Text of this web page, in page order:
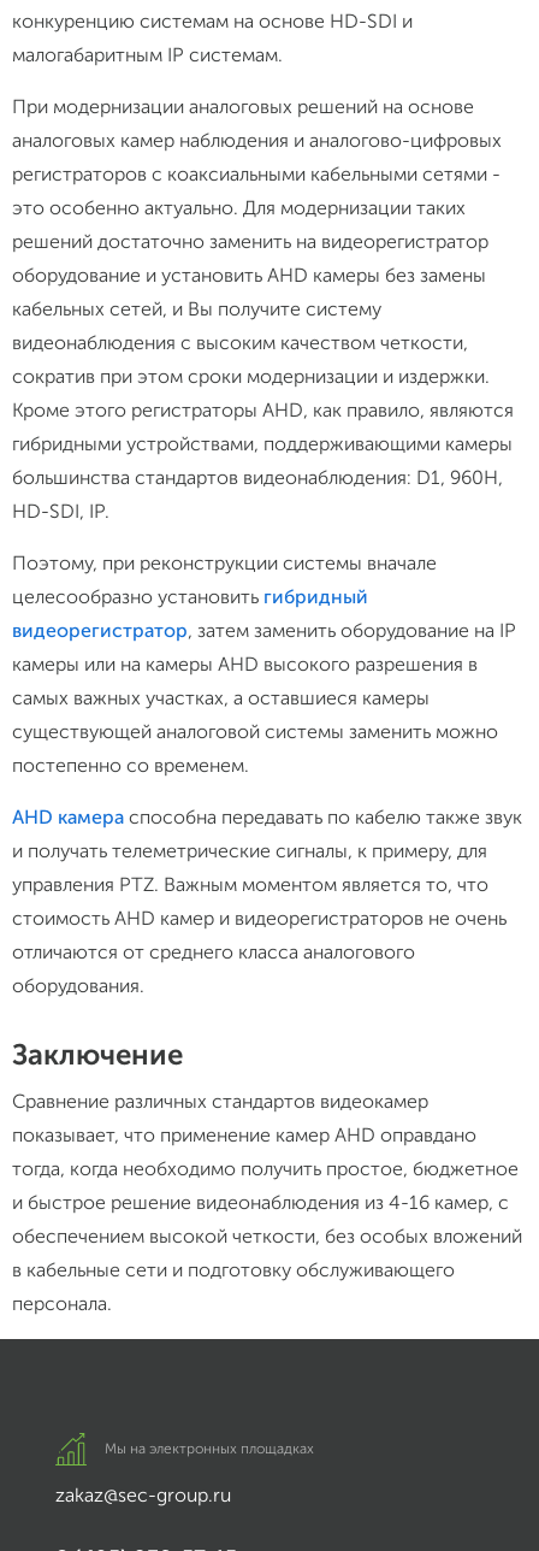
конкуренцию системам на основе HD-SDI и
малогабаритным IP системам.
При модернизации аналоговых решений на основе
аналоговых камер наблюдения и аналогово-цифровых
регистраторов с коаксиальными кабельными сетями -
это особенно актуально. Для модернизации таких
решений достаточно заменить на видеорегистратор
оборудование и установить AHD камеры без замены
кабельных сетей, и Вы получите систему
видеонаблюдения с высоким качеством четкости,
сократив при этом сроки модернизации и издержки.
Кроме этого регистраторы AHD, как правило, являются
гибридными устройствами, поддерживающими камеры
большинства стандартов видеонаблюдения: D1, 960H,
HD-SDI, IP.
Поэтому, при реконструкции системы вначале
целесообразно установить гибридный
видеорегистратор, затем заменить оборудование на IP
камеры или на камеры AHD высокого разрешения в
самых важных участках, а оставшиеся камеры
существующей аналоговой системы заменить можно
постепенно со временем.
AHD камера способна передавать по кабелю также звук
и получать телеметрические сигналы, к примеру, для
управления PTZ. Важным моментом является то, что
стоимость AHD камер и видеорегистраторов не очень
отличаются от среднего класса аналогового
оборудования.
Заключение
Сравнение различных стандартов видеокамер
показывает, что применение камер AHD оправдано
тогда, когда необходимо получить простое, бюджетное
и быстрое решение видеонаблюдения из 4-16 камер, с
обеспечением высокой четкости, без особых вложений
в кабельные сети и подготовку обслуживающего
персонала.
Мы на электронных площадках
zakaz@sec-group.ru